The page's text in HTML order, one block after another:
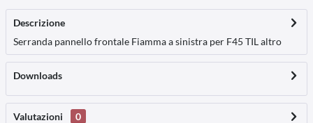
Descrizione
Serranda pannello frontale Fiamma a sinistra per F45 TILaltro
Downloads
Valutazioni
0